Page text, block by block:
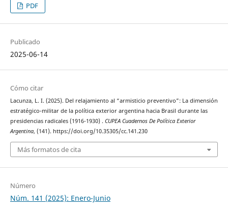
PDF
Publicado
2025-06-14
Cómo citar
Lacunza, L. I. (2025). Del relajamiento al “armisticio preventivo”: La dimensión
estratégico-militar de la política exterior argentina hacia Brasil durante las
presidencias radicales (1916-1930) . CUPEA Cuadernos De Política Exterior
Argentina, (141). https://doi.org/10.35305/cc.141.230
Más formatos de cita
Número
Núm. 141 (2025): Enero-Junio